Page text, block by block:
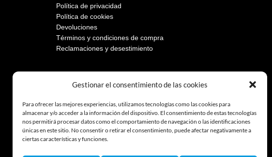
Gestionar el consentimiento de las cookies
Para ofrecer las mejores experiencias, utilizamos tecnologías como las cookies para
almacenar y/o acceder a la información del dispositivo. El consentimiento de estas tecnologías
nos permitirá procesar datos como el comportamiento de navegación o las identificaciones
únicas en este sitio. No consentir o retirar el consentimiento, puede afectar negativamente a
ciertas características y funciones.
Política de privacidad
Política de cookies
Devoluciones
Términos y condiciones de compra
Reclamaciones y desestimiento